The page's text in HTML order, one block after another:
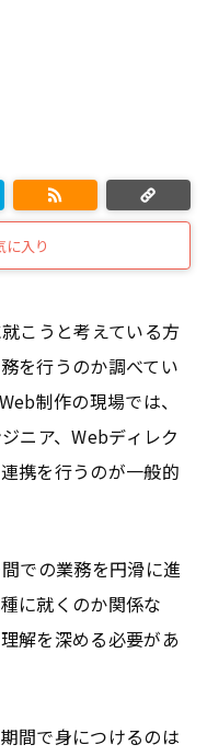
に入り
こうと考えている方
を行うのか調べてい
制作の現場では、
ニア、Webディレク
携を行うのが一般的
での業務を円滑に進
に就くのか関係な
解を深める必要があ
間で身につけるのは